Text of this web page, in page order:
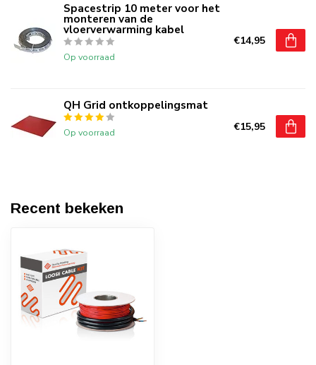
Spacestrip 10 meter voor het
monteren van de
vloerverwarming kabel
Op voorraad
€14,95
QH Grid ontkoppelingsmat
Op voorraad €15,95
Recent bekeken